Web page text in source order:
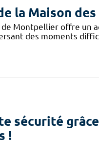
la Maison
Montpellier offre un
des moments
sécurité
!